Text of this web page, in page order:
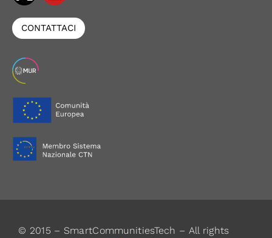
CONTATTACI
© 2015 – SmartCommunitiesTech – All rights